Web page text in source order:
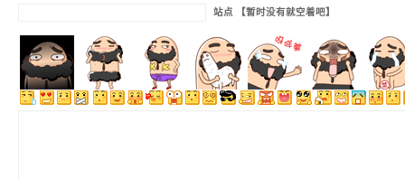
站点 【暂时没有就空着吧】